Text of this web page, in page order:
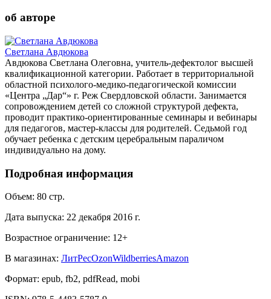
об авторе
Светлана Авдюкова
Авдюкова Светлана Олеговна, учитель-дефектолог высшей
квалификационной категории. Работает в территориальной
областной психолого-медико-педагогической комиссии
«Центра „Дар“» г. Реж Свердловской области. Занимается
сопровождением детей со сложной структурой дефекта,
проводит практико-ориентированные семинары и вебинары
для педагогов, мастер-классы для родителей. Седьмой год
обучает ребенка с детским церебральным параличом
индивидуально на дому.
Подробная информация
Объем: 80 стр.
Дата выпуска: 22 декабря 2016 г.
Возрастное ограничение: 12+
В магазинах: ЛитРесOzonWildberriesAmazon
Формат: epub, fb2, pdfRead, mobi